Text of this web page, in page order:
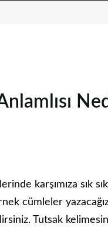
karşımıza sık
cümleler
Tutsak